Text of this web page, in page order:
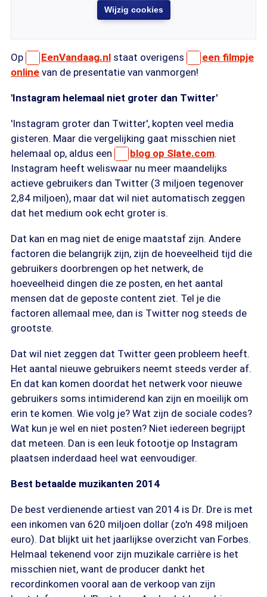
Wijzig cookies
Op EenVandaag.nl staat overigens
een filmpje
online van de presentatie van vanmorgen!
'Instagram helemaal niet groter dan Twitter'
'Instagram groter dan Twitter', kopten veel media
gisteren. Maar die vergelijking gaat misschien niet
helemaal op, aldus een
blog op Slate.com.
Instagram heeft weliswaar nu meer maandelijks
actieve gebruikers dan Twitter (3 miljoen tegenover
2,84 miljoen), maar dat wil niet automatisch zeggen
dat het medium ook echt groter is.
Dat kan en mag niet de enige maatstaf zijn. Andere
factoren die belangrijk zijn, zijn de hoeveelheid tijd die
gebruikers doorbrengen op het netwerk, de
hoeveelheid dingen die ze posten, en het aantal
mensen dat de geposte content ziet. Tel je die
factoren allemaal mee, dan is Twitter nog steeds de
grootste.
Dat wil niet zeggen dat Twitter geen probleem heeft.
Het aantal nieuwe gebruikers neemt steeds verder af.
En dat kan komen doordat het netwerk voor nieuwe
gebruikers soms intimiderend kan zijn en moeilijk om
erin te komen. Wie volg je? Wat zijn de sociale codes?
Wat kun je wel en niet posten? Niet iedereen begrijpt
dat meteen. Dan is een leuk fotootje op Instagram
plaatsen inderdaad heel wat eenvoudiger.
Best betaalde muzikanten 2014
De best verdienende artiest van 2014 is Dr. Dre is met
een inkomen van 620 miljoen dollar (zo'n 498 miljoen
euro). Dat blijkt uit het jaarlijkse overzicht van Forbes.
Helmaal tekenend voor zijn muzikale carrière is het
misschien niet, want de producer dankt het
recordinkomen vooral aan de verkoop van zijn